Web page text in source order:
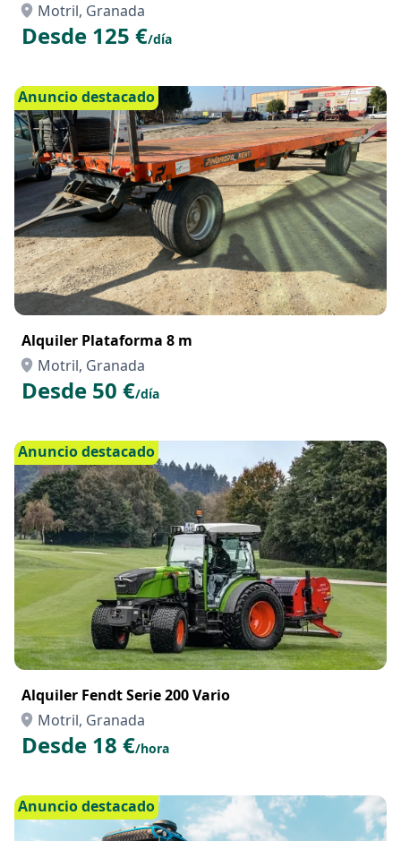
Motril, Granada
Desde 125 €/día
Anuncio destacado
Alquiler Plataforma 8 m
Motril, Granada
Desde 50 €/día
Anuncio destacado
Alquiler Fendt Serie 200 Vario
Motril, Granada
Desde 18 €/hora
Anuncio destacado